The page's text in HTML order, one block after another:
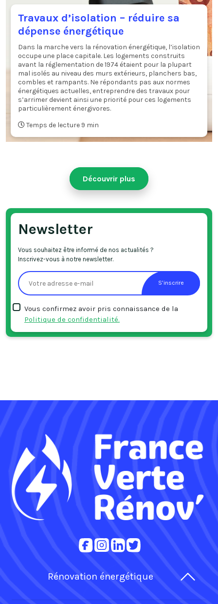
Travaux d’isolation – réduire sa
dépense énergétique
Dans la marche vers la rénovation énergétique, l’isolation
occupe une place capitale. Les logements construits
avant la réglementation de 1974 étaient pour la plupart
mal isolés au niveau des murs extérieurs, planchers bas,
combles et rampants. Ne répondants pas aux normes
énergétiques actuelles, entreprendre des travaux pour
s’arrimer devient ainsi une priorité pour ces logements
particulièrement énergivores.
Temps de lecture 9 min
Découvrir plus
Newsletter
Vous souhaitez être informé de nos actualités ?
Inscrivez-vous à notre newsletter.
S’inscrire
Vous confirmez avoir pris connaissance de la
Politique de confidentialité.
Rénovation énergétique